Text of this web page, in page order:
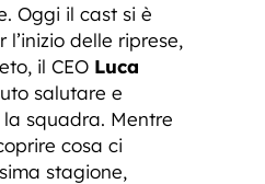
Oggi il cast si è
l’inizio delle riprese,
il CEO Luca
salutare e
squadra. Mentre
cosa ci
stagione,